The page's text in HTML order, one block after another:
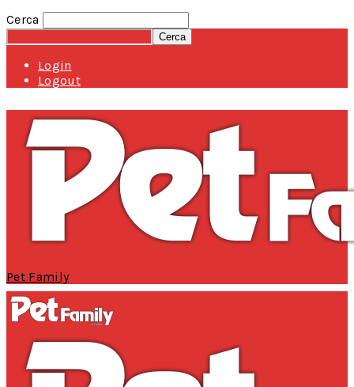
Cerca
Login
Logout
Pet Family